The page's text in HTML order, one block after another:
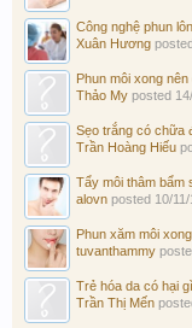
Công nghệ phun
Xuân Hương
Phun môi xong nên
Thảo My posted
Sẹo trắng có chữa
Trần Hoàng Hiếu
Tẩy môi thâm bẩm
alovn posted 10/
Phun xăm môi xong
tuvanthammy
Trẻ hóa da có hại gì
Trần Thị Mến